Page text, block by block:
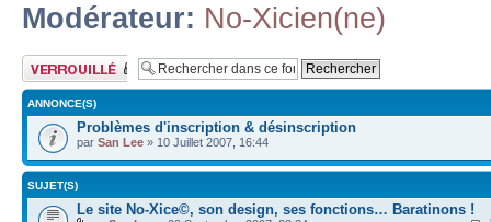
Modérateur: No-Xicien(ne)
Forum verrouillé
ANNONCE(S)
Problèmes d'inscription & désinscription
par San Lee » 10 Juillet 2007, 16:44
SUJET(S)
Le site No-Xice©, son design, ses fonctions… Baratinons !